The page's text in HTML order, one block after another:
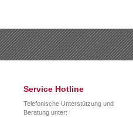
Service Hotline
Telefonische Unterstützung und
Beratung unter: